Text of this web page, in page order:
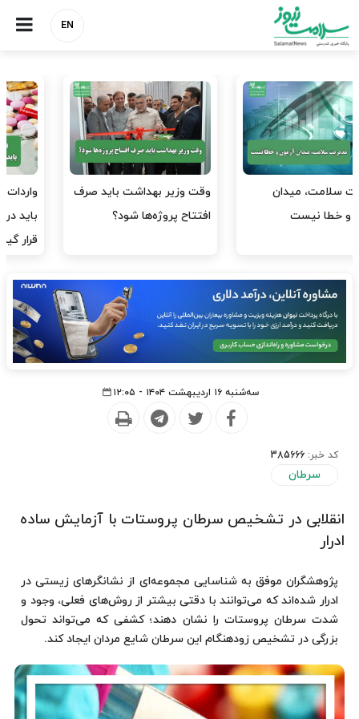
EN
وقت وزیر بهداشت باید صرف
افتتاح پروژه‌ها شود؟
واردات دارو و کالاهای اساسی
باید در اولویت تخصیص ارز
سه‌شنبه ۱۶ اردیبهشت ۱۴۰۴ - ۱۲:۰۵
کد خبر: 385666
سرطان
انقلابی در تشخیص سرطان پروستات با آزمایش ساده
ادرار
پژوهشگران موفق به شناسایی مجموعه‌ای از نشانگرهای زیستی در
ادرار شده‌اند که می‌توانند با دقتی بیشتر از روش‌های فعلی، وجود و
شدت سرطان پروستات را نشان دهند؛ کشفی که می‌تواند تحول
بزرگی در تشخیص زودهنگام این سرطان شایع مردان ایجاد کند.